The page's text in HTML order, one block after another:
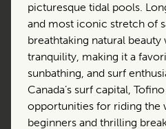
picturesque tidal pools.
and most iconic stretch of
breathtaking natural beauty
tranquility, making it a
sunbathing, and surf
Canada’s surf capital,
opportunities for riding the
beginners and thrilling